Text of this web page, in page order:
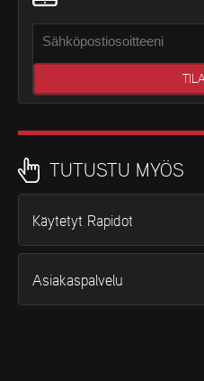
TUTUSTU MYÖS
Käytetyt Rapidot
Asiakaspalvelu